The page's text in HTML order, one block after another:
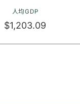
人均GDP
$1,203.09